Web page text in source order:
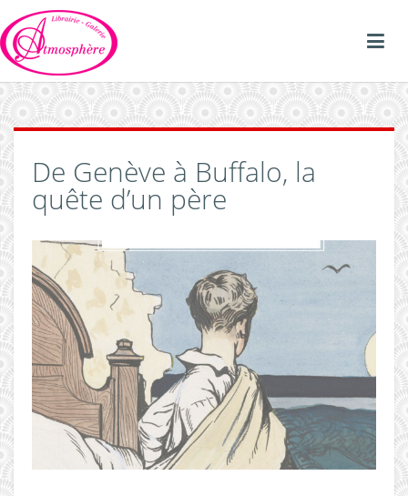
De Genève à Buffalo, la
quête d’un père